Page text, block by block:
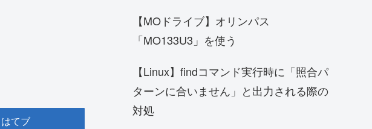
はてブ
【MOドライブ】オリンパス
「MO133U3」を使う
【Linux】findコマンド実行時に「照合パ
ターンに合いません」と出力される際の
対処